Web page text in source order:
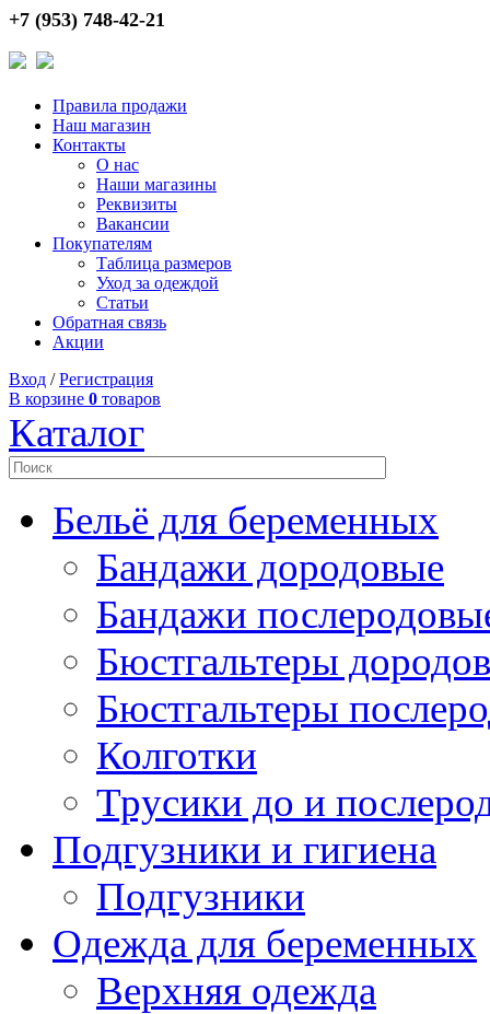
+7 (953) 748-42-21
Правила продажи
Наш магазин
Контакты
О нас
Наши магазины
Реквизиты
Вакансии
Покупателям
Таблица размеров
Уход за одеждой
Статьи
Обратная связь
Акции
Вход /Регистрация
В корзине 0 товаров
Каталог
Бельё для беременных
Бандажи дородовые
Бандажи
Бюстгальтеры
Бюстгальтеры
Колготки
Трусики до и
Подгузники и гигиена
Подгузники
Одежда для беременных
Верхняя одежда